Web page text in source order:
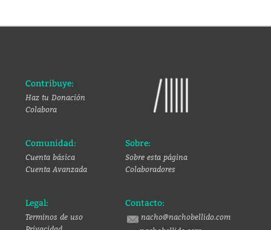
Contribuye:
Haz tu Donación
Colabora
Comunidad:
Cuenta básica
Cuenta Avanzada
Sobre:
Sobre esta página
Colaboradores
Legal:
Terminos de uso
Contacto:
nacho@nachobellido.com